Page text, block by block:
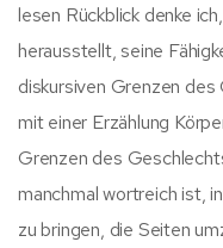
lesen Rückblick denke
herausstellt, seine
diskursiven Grenzen
mit einer Erzählung
Grenzen des
manchmal wortreich ist,
zu bringen, die Seiten